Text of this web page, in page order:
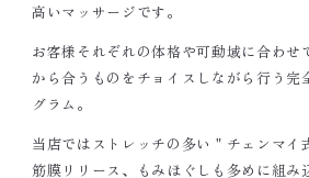
高いマッサージです。
お客様それぞれの体格や可動域に合わ
から合うものをチョイスしながら行う完
グラム。
当店ではストレッチの多い＂チェンマイ
筋膜リリース、もみほぐしも多めに組み